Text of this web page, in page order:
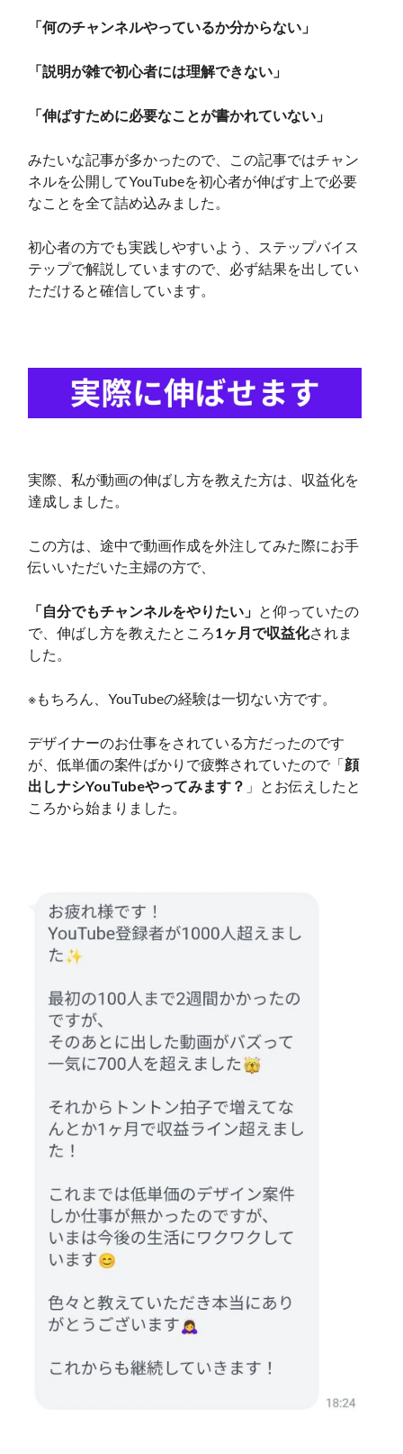
「何のチャンネルやっているか分からない」
「説明が雑で初心者には理解できない」
「伸ばすために必要なことが書かれていない」
みたいな記事が多かったので、この記事ではチャン
ネルを公開してYouTubeを初心者が伸ばす上で必要
なことを全て詰め込みました。
初心者の方でも実践しやすいよう、ステップバイス
テップで解説していますので、必ず結果を出してい
ただけると確信しています。
実際、私が動画の伸ばし方を教えた方は、収益化を
達成しました。
この方は、途中で動画作成を外注してみた際にお手
伝いいただいた主婦の方で、
「自分でもチャンネルをやりたい」 と仰っていたの
で、伸ばし方を教えたところ1ヶ月で収益化されま
した。
※もちろん、YouTubeの経験は一切ない方です。
デザイナーのお仕事をされている方だったのです
が、低単価の案件ばかりで疲弊されていたので「顔
出しナシYouTubeやってみます？ 」とお伝えしたと
ころから始まりました。